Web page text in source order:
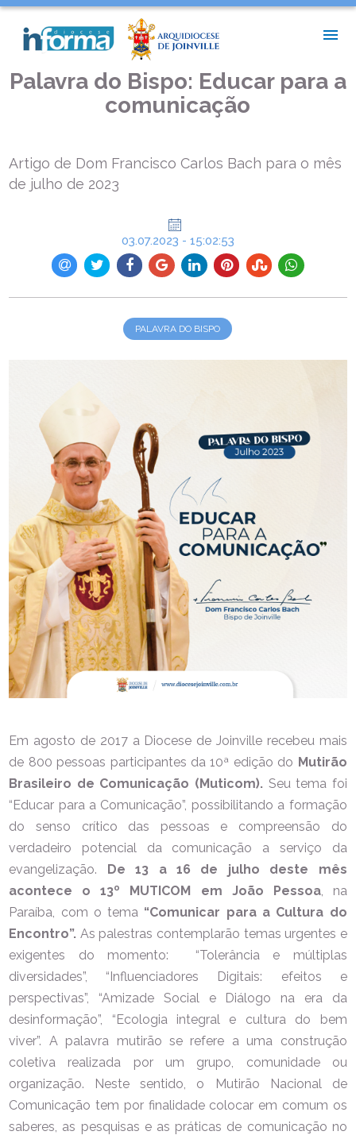
PALAVRA DO BISPO: EDUCAR PARA A COMUNICAÇÃO
Palavra do Bispo: Educar para a
comunicação
Artigo de Dom Francisco Carlos Bach para o mês
de julho de 2023
03.07.2023 - 15:02:53
PALAVRA DO BISPO
Em agosto de 2017 a Diocese de Joinville recebeu mais
de 800 pessoas participantes da 10ª edição do Mutirão
Brasileiro de Comunicação (Muticom). Seu tema foi
“Educar para a Comunicação”, possibilitando a formação
do senso crítico das pessoas e compreensão do
verdadeiro potencial da comunicação a serviço da
evangelização. De 13 a 16 de julho deste mês
acontece o 13º MUTICOM em João Pessoa, na
Paraíba, com o tema “Comunicar para a Cultura do
Encontro”. As palestras contemplarão temas urgentes e
exigentes do momento: “Tolerância e múltiplas
diversidades”, “Influenciadores Digitais: efeitos e
perspectivas”, “Amizade Social e Diálogo na era da
desinformação”, “Ecologia integral e cultura do bem
viver”. A palavra mutirão se refere a uma construção
coletiva realizada por um grupo, comunidade ou
organização. Neste sentido, o Mutirão Nacional de
Comunicação tem por finalidade colocar em comum os
saberes, as pesquisas e as práticas de comunicação no